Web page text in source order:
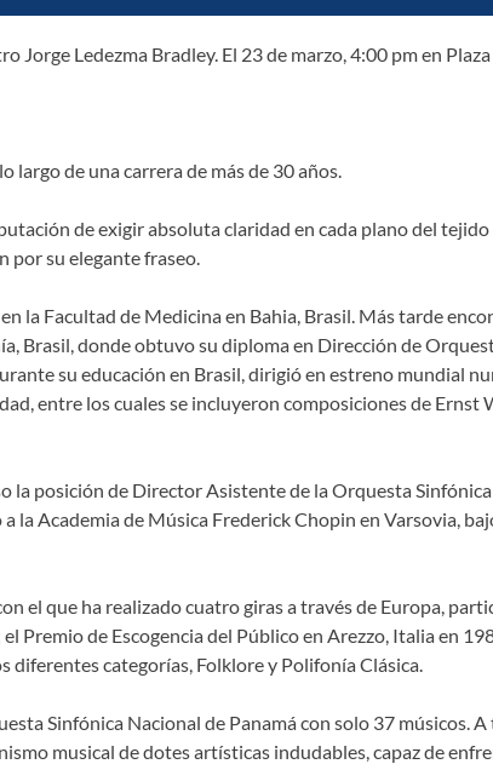
Jorge Ledezma Bradley. El 23 de marzo, 4:00 pm en
largo de una carrera de más de 30 años.
de exigir absoluta claridad en cada plano del
por su elegante fraseo.
la Facultad de Medicina en Bahia, Brasil. Más tarde
Brasil, donde obtuvo su diploma en Dirección de
su educación en Brasil, dirigió en estreno mundial
entre los cuales se incluyeron composiciones de Ernst
la posición de Director Asistente de la Orquesta
la Academia de Música Frederick Chopin en Varsovia,
el que ha realizado cuatro giras a través de Europa,
Premio de Escogencia del Público en Arezzo, Italia en
diferentes categorías, Folklore y Polifonía Clásica.
Sinfónica Nacional de Panamá con solo 37 músicos.
musical de dotes artísticas indudables, capaz de